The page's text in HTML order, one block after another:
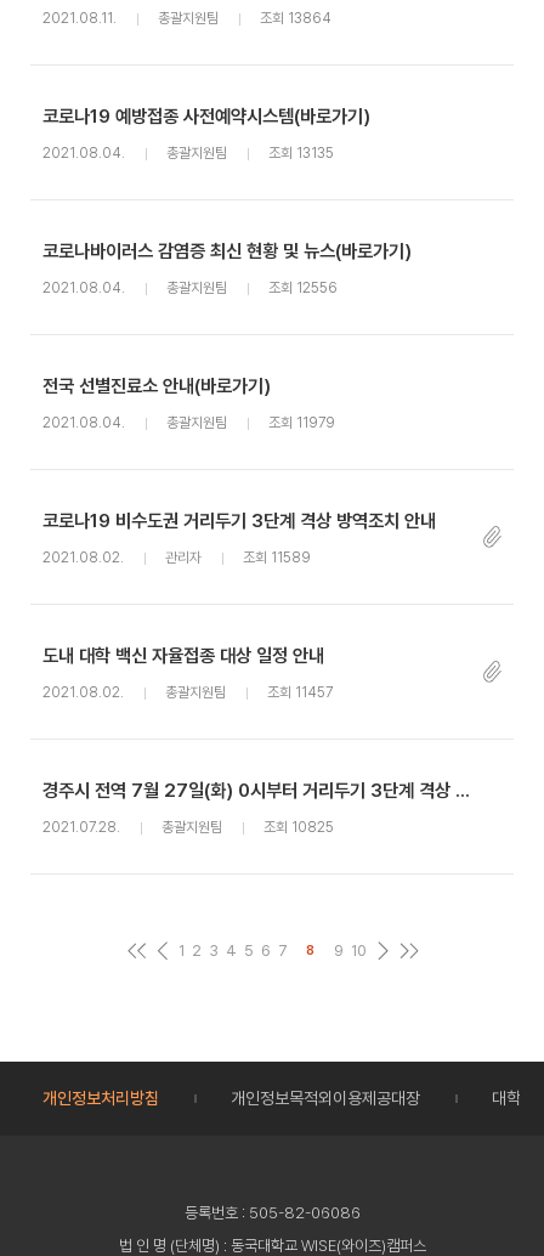
2021.08.11. 총괄지원팀 조회 13864
코로나19 예방접종 사전예약시스템(바로가기)
2021.08.04. 총괄지원팀 조회 13135
코로나바이러스 감염증 최신 현황 및 뉴스(바로가기)
2021.08.04. 총괄지원팀 조회 12556
전국 선별진료소 안내(바로가기)
2021.08.04. 총괄지원팀 조회 11979
코로나19 비수도권 거리두기 3단계 격상 방역조치 안내
2021.08.02. 관리자 조회 11589
도내 대학 백신 자율접종 대상 일정 안내
2021.08.02. 총괄지원팀 조회 11457
경주시 전역 7월 27일(화) 0시부터 거리두기 3단계 격상 안내
2021.07.28. 총괄지원팀 조회 10825
1 2 3 4 5 6 7 8 9 10
개인정보처리방침 개인정보목적외이용제공대장 대학정
등록번호 : 505-82-06086
법 인 명 (단체명) : 동국대학교 WISE(와이즈)캠퍼스